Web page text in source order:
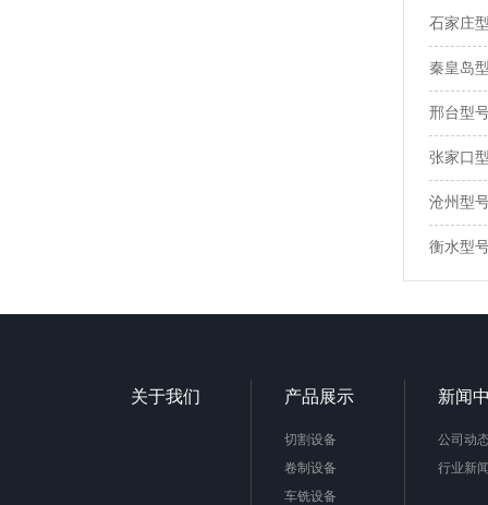
石家庄
秦皇岛
邢台型
张家口
沧州型
衡水型
关于我们 产品展示
切割设备
卷制设备
车铣设备
新闻
公司动
行业新